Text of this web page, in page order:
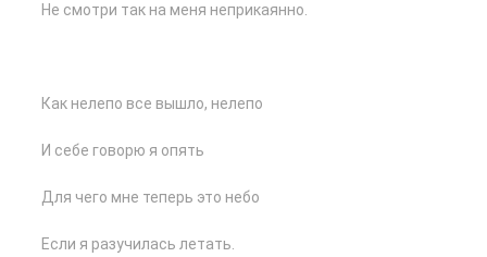
Не смотри так на меня неприкаянно.
Как нелепо все вышло, нелепо
И себе говорю я опять
Для чего мне теперь это небо
Если я разучилась летать.